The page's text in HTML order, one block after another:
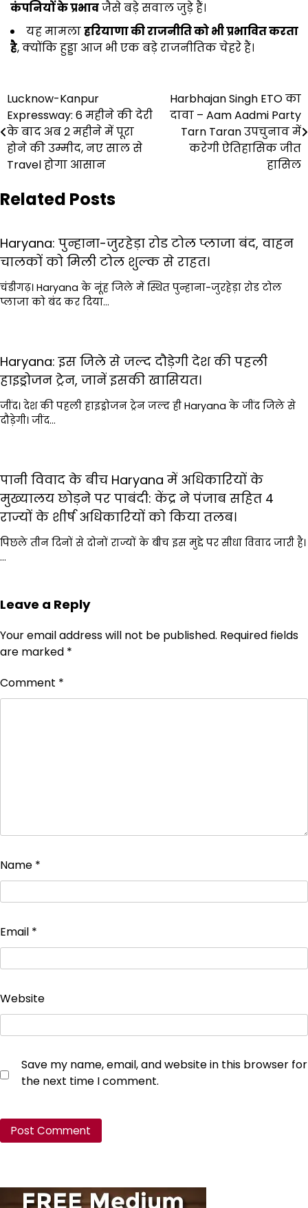
कंपनियों के प्रभावजैसे बड़े सवाल जुड़े हैं।
यह मामलाहरियाणा की राजनीति को भी प्रभावित करता
है, क्योंकि हुड्डा आज भी एक बड़े राजनीतिक चेहरे हैं।
Post
navigation
Lucknow-Kanpur
Expressway: 6 महीने की देरी
के बाद अब 2 महीने में पूरा
होने की उम्मीद, नए साल से
Travel होगा आसान
Harbhajan Singh ETO का
दावा – Aam Aadmi Party
Tarn Taran उपचुनाव में
करेगी ऐतिहासिक जीत
हासिल
Related Posts
Haryana: पुन्हाना-जुरहेड़ा रोड टोल प्लाजा बंद, वाहन
चालकों को मिली टोल शुल्क से राहत।
चंडीगढ़। Haryana के नूंह जिले में स्थित पुन्हाना-जुरहेड़ा रोड टोल
प्लाजा को बंद कर दिया…
Haryana: इस जिले से जल्द दौड़ेगी देश की पहली
हाइड्रोजन ट्रेन, जानें इसकी खासियत।
जींद। देश की पहली हाइड्रोजन ट्रेन जल्द ही Haryana के जींद जिले से
दौड़ेगी। जींद…
पानी विवाद के बीच Haryana में अधिकारियों के
मुख्यालय छोड़ने पर पाबंदी: केंद्र ने पंजाब सहित 4
राज्यों के शीर्ष अधिकारियों को किया तलब।
पिछले तीन दिनों से दोनों राज्यों के बीच इस मुद्दे पर सीधा विवाद जारी है।
…
Leave a Reply
Your email address will not be published. Required fields
are marked *
Comment *
Name *
Email *
Website
Save my name, email, and website in this browser for
the next time I comment.